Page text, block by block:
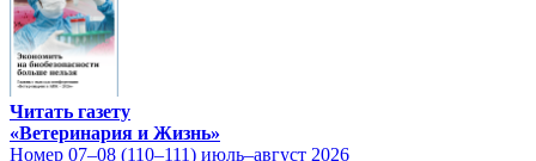
Читать газету
«Ветеринария и Жизнь»
Номер 07–08 (110–111) июль–август 2026